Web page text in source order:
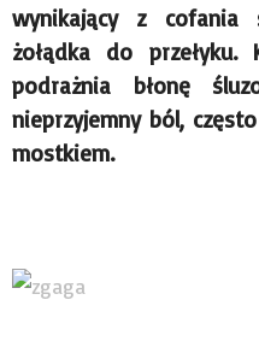
wynikający z
żołądka do przełyku.
podrażnia błonę
nieprzyjemny ból,
mostkiem.